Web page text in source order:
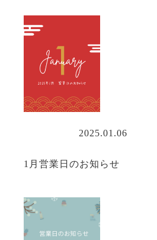
2025.01.06
1月営業日のお知らせ